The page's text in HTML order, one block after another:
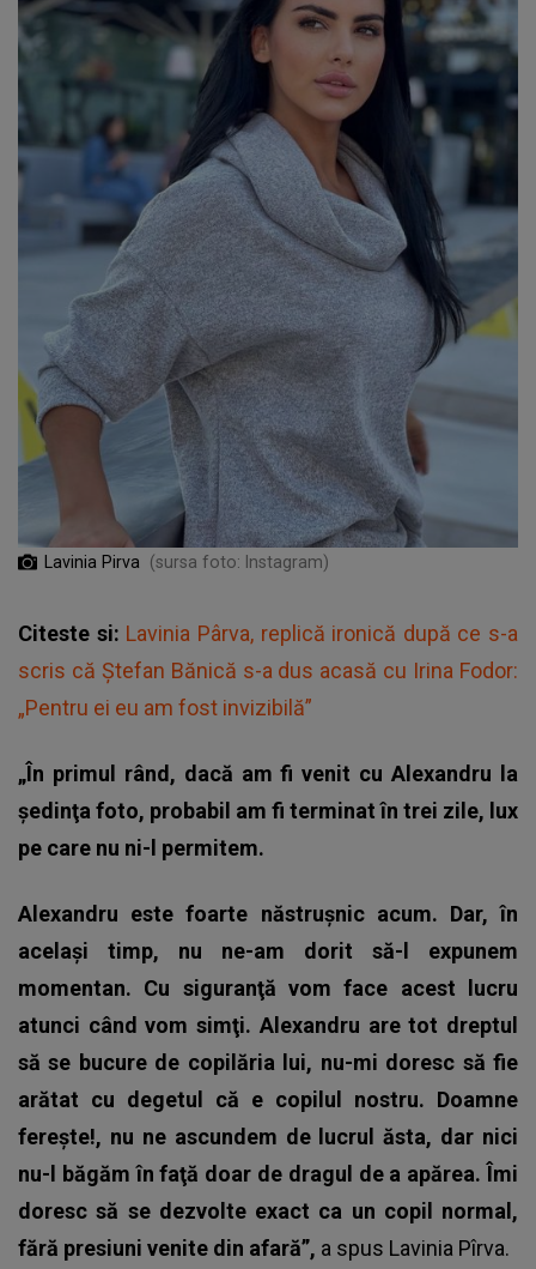
Lavinia Pirva (sursa foto: Instagram)
Citeste si: Lavinia Pârva, replică ironică după ce s-a
scris că Ștefan Bănică s-a dus acasă cu Irina Fodor:
„Pentru ei eu am fost invizibilă”
„În primul rând, dacă am fi venit cu Alexandru la
şedinţa foto, probabil am fi terminat în trei zile, lux
pe care nu ni-l permitem.
Alexandru este foarte năstruşnic acum. Dar, în
acelaşi timp, nu ne-am dorit să-l expunem
momentan. Cu siguranţă vom face acest lucru
atunci când vom simţi. Alexandru are tot dreptul
să se bucure de copilăria lui, nu-mi doresc să fie
arătat cu degetul că e copilul nostru. Doamne
fereşte!, nu ne ascundem de lucrul ăsta, dar nici
nu-l băgăm în faţă doar de dragul de a apărea. Îmi
doresc să se dezvolte exact ca un copil normal,
fără presiuni venite din afară”, a spus Lavinia Pîrva.